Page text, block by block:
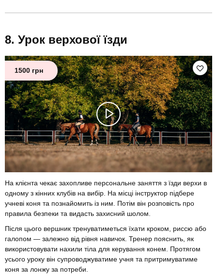
Урок верхової їзди
1500 грн
На клієнта чекає захопливе персональне заняття з їзди верхи в
одному з кінних клубів на вибір. На місці інструктор підбере
учневі коня та познайомить із ним. Потім він розповість про
правила безпеки та видасть захисний шолом.
Після цього вершник тренуватиметься їхати кроком, риссю або
галопом — залежно від рівня навичок. Тренер пояснить, як
використовувати нахили тіла для керування конем. Протягом
усього уроку він супроводжуватиме учня та притримуватиме
коня за лонжу за потреби.